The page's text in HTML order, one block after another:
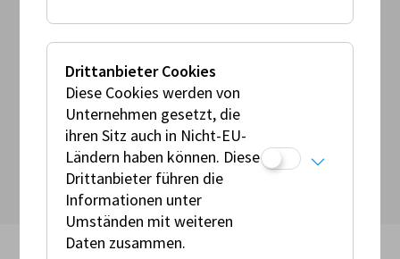
Prädikat:
Lauf zum Bergrallye Pokal der AMF
zurück zu den Events
Drittanbieter Cookies
Diese Cookies werden von
Unternehmen gesetzt, die
ihren Sitz auch in Nicht-EU-
Ländern haben können. Diese
Drittanbieter führen die
Informationen unter
Umständen mit weiteren
Daten zusammen.